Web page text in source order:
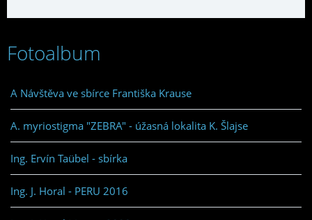
Fotoalbum
A Návštěva ve sbírce Františka Krause
A. myriostigma "ZEBRA" - úžasná lokalita K. Šlajse
Ing. Ervín Taübel - sbírka
Ing. J. Horal - PERU 2016